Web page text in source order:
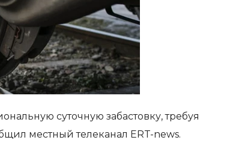
суточную забастовку, требуя
местный телеканал ERT-news.